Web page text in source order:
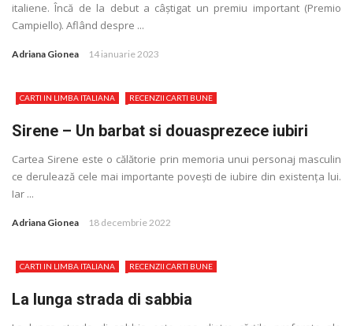
italiene. Încă de la debut a câștigat un premiu important (Premio
Campiello). Aflând despre ...
Adriana Gionea 14 ianuarie 2023
CARTI IN LIMBA ITALIANA RECENZII CARTI BUNE
Sirene – Un barbat si douasprezece iubiri
Cartea Sirene este o călătorie prin memoria unui personaj masculin
ce derulează cele mai importante povești de iubire din existenţa lui.
Iar ...
Adriana Gionea 18 decembrie 2022
CARTI IN LIMBA ITALIANA RECENZII CARTI BUNE
La lunga strada di sabbia